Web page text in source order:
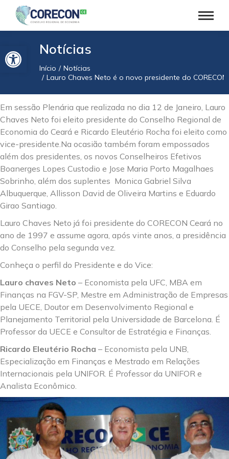
Barra de Ferramentas AbertaNotícias
Você está aqui:
Início
Notícias
Lauro Chaves Neto é o novo presidente do
Em sessão Plenária que realizada no dia 12 de Janeiro, Lauro
Chaves Neto foi eleito presidente do Conselho Regional de
Economia do Ceará e Ricardo Eleutério Rocha foi eleito como
vice-presidente.Na ocasião também foram empossados
além dos presidentes, os novos Conselheiros Efetivos
Boanerges Lopes Custodio e Jose Maria Porto Magalhaes
Sobrinho, além dos suplentes Monica Gabriel Silva
Albuquerque, Allisson David de Oliveira Martins e Eduardo
Girao Santiago.
Lauro Chaves Neto já foi presidente do CORECON Ceará no
ano de 1997 e assume agora, após vinte anos, a presidência
do Conselho pela segunda vez.
Conheça o perfil do Presidente e do Vice:
Lauro chaves Neto – Economista pela UFC, MBA em
Finanças na FGV-SP, Mestre em Administração de Empresas
pela UECE, Doutor em Desenvolvimento Regional e
Planejamento Territorial pela Universidade de Barcelona. É
Professor da UECE e Consultor de Estratégia e Finanças.
Ricardo Eleutério Rocha – Economista pela UNB,
Especialização em Finanças e Mestrado em Relações
Internacionais pela UNIFOR. É Professor da UNIFOR e
Analista Econômico.